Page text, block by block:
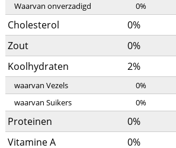
Waarvan onverzadigd
0%
Cholesterol 0%
Zout
0%
Koolhydraten
2%
waarvan Vezels 0%
waarvan Suikers
0%
Proteinen 0%
Vitamine A
0%